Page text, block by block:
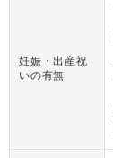
妊娠・出産祝
いの有無